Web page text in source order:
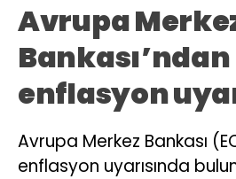
Avrupa
Bankası’ndan
enflasyon
Avrupa Merkez Bankası
enflasyon uyarısında